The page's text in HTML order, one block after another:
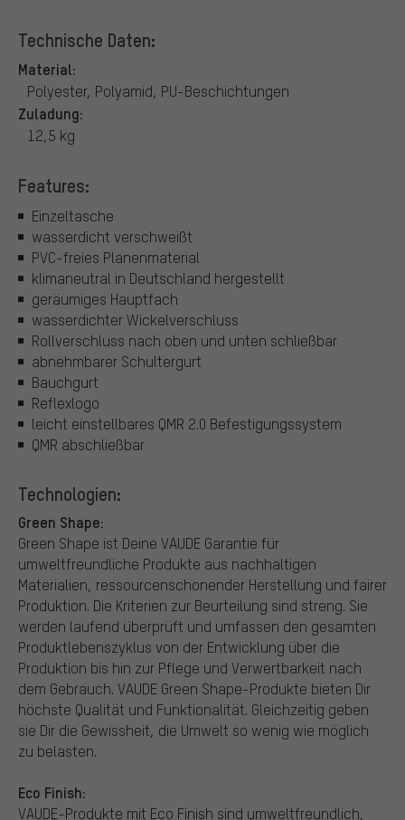
Technische Daten:
Material:
Polyester, Polyamid, PU-Beschichtungen
Zuladung:
12,5 kg
Features:
Einzeltasche
wasserdicht verschweißt
PVC-freies Planenmaterial
klimaneutral in Deutschland hergestellt
geräumiges Hauptfach
wasserdichter Wickelverschluss
Rollverschluss nach oben und unten schließbar
abnehmbarer Schultergurt
Bauchgurt
Reflexlogo
leicht einstellbares QMR 2.0 Befestigungssystem
QMR abschließbar
Technologien:
Green Shape:
Green Shape ist Deine VAUDE Garantie für
umweltfreundliche Produkte aus nachhaltigen
Materialien, ressourcenschonender Herstellung und fairer
Produktion. Die Kriterien zur Beurteilung sind streng. Sie
werden laufend überprüft und umfassen den gesamten
Produktlebenszyklus von der Entwicklung über die
Produktion bis hin zur Pflege und Verwertbarkeit nach
dem Gebrauch. VAUDE Green Shape-Produkte bieten Dir
höchste Qualität und Funktionalität. Gleichzeitig geben
sie Dir die Gewissheit, die Umwelt so wenig wie möglich
zu belasten.
Eco Finish:
VAUDE-Produkte mit Eco Finish sind umweltfreundlich,